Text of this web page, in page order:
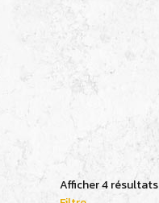
Afficher 4 résultats